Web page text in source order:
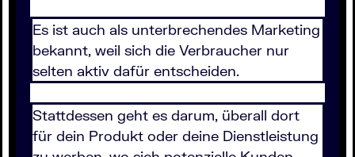
Es ist auch als unterbrechendes Marketing
bekannt, weil sich die Verbraucher nur
selten aktiv dafür entscheiden.
Stattdessen geht es darum, überall dort
für dein Produkt oder deine Dienstleistung